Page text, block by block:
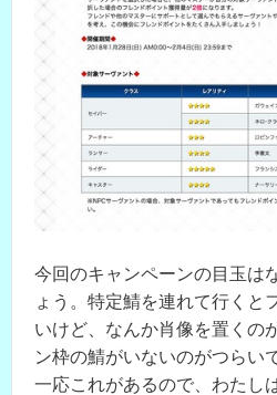
今回のキャンペーンの目玉は
ょう。特定鯖を連れて行くと
いけど、なんか肖像を置くの
ン枠の鯖がいないのがつらい
一応これがあるので、わたし